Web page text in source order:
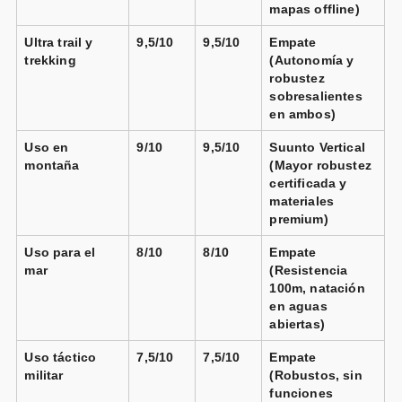
📦 3-5 días · 🚚 Gratis >75€ · 🔄 30 días
Vendido por
📦 3-5 días · 🚚 Gratis >75€ · 🔄 30 días
Suunto Vertical Solar Canyon Titanio Solar
📦 3-5 días · 🚚 Gratis >75€ · 🔄 30 días
Suunto Vertical Solar Canyon Titanio Solar
SUUNTO Race Reloj Deportivo - Smartwatch
Exteriores, Pantalla AMOLED Brillante De 1,43" Con
Cristal De Zafiro, Corona Cómoda y Botones De
Control, GPS De Doble Frecuencia, Larga Duración De
Vendido por Amazon.es
📦 3-5 días · 🚚 Gratis >75€ · 🔄 30 días
📦 3-5 días · 🚚 Gratis >75€ · 🔄 30 días
mapas offline)
Ultra trail y
trekking
9,5/10 9,5/10
Empate
(Autonomía y
robustez
sobresalientes
en ambos)
Uso en
montaña
9/10 9,5/10
Suunto Vertical
(Mayor robustez
certificada y
materiales
premium)
Uso para el
mar
8/10 8/10
Empate
(Resistencia
100m, natación
en aguas
abiertas)
Uso táctico
militar
7,5/10 7,5/10
Empate
(Robustos, sin
funciones